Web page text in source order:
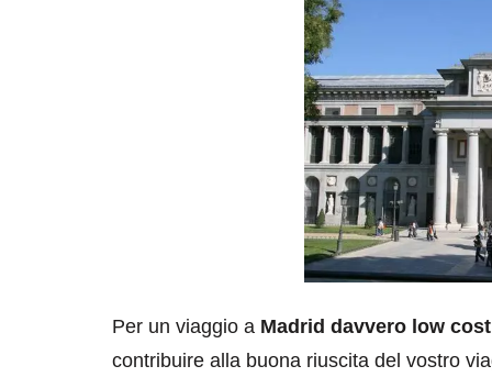
Per un viaggio a Madrid davvero low cost
contribuire alla buona riuscita del vostro